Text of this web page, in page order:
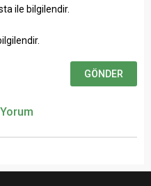
ile bilgilendir.